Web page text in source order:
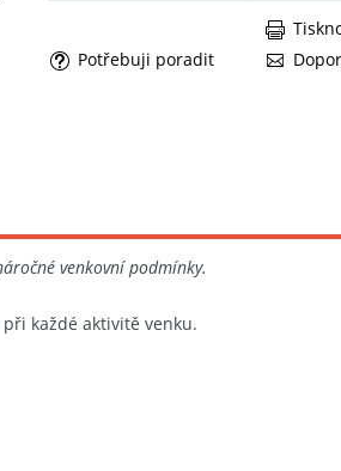
Potřebuji poradit
venkovní podmínky.
každé aktivitě venku.